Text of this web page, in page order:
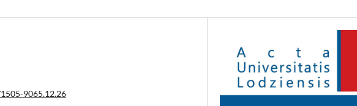
9065.12.26